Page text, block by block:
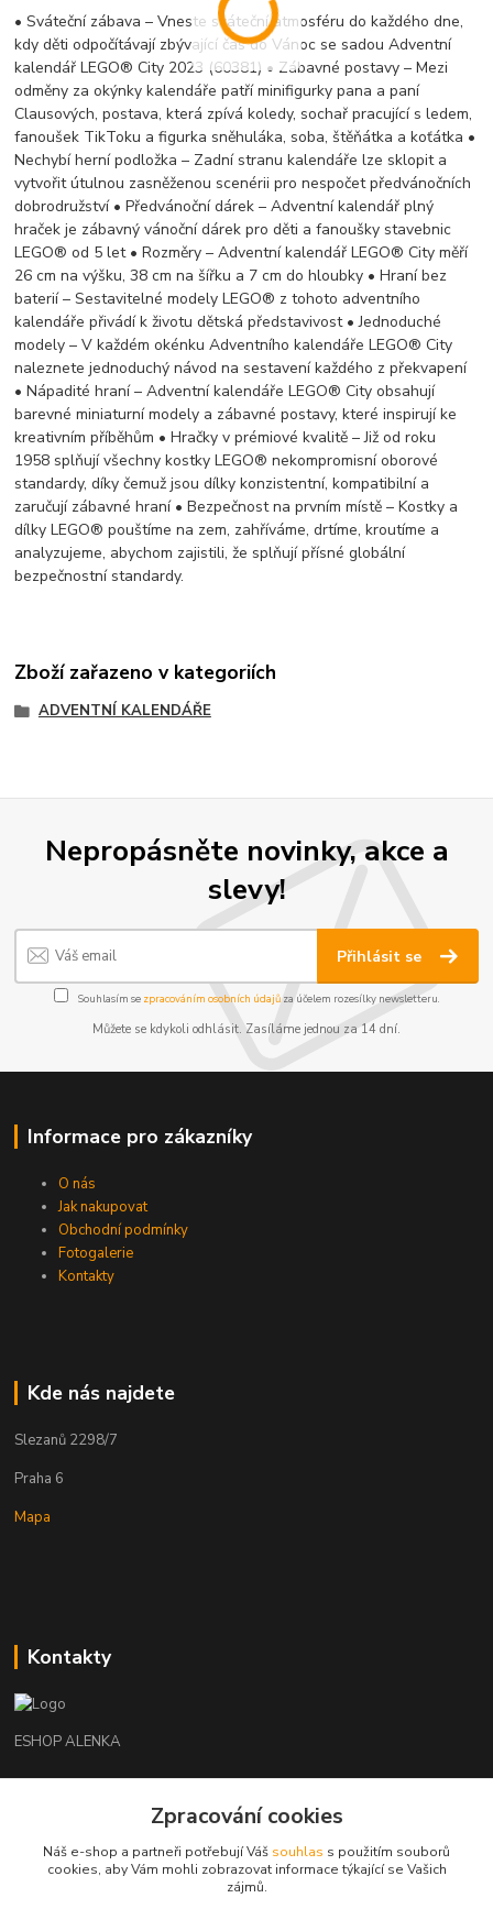
• Sváteční zábava – Vneste sváteční atmosféru do každého dne,
kdy děti odpočítávají zbývající čas do Vánoc se sadou Adventní
kalendář LEGO® City 2023 (60381) • Zábavné postavy – Mezi
odměny za okýnky kalendáře patří minifigurky pana a paní
Clausových, postava, která zpívá koledy, sochař pracující s ledem,
fanoušek TikToku a figurka sněhuláka, soba, štěňátka a koťátka •
Nechybí herní podložka – Zadní stranu kalendáře lze sklopit a
vytvořit útulnou zasněženou scenérii pro nespočet předvánočních
dobrodružství • Předvánoční dárek – Adventní kalendář plný
hraček je zábavný vánoční dárek pro děti a fanoušky stavebnic
LEGO® od 5 let • Rozměry – Adventní kalendář LEGO® City měří
26 cm na výšku, 38 cm na šířku a 7 cm do hloubky • Hraní bez
baterií – Sestavitelné modely LEGO® z tohoto adventního
kalendáře přivádí k životu dětská představivost • Jednoduché
modely – V každém okénku Adventního kalendáře LEGO® City
naleznete jednoduchý návod na sestavení každého z překvapení
• Nápadité hraní – Adventní kalendáře LEGO® City obsahují
barevné miniaturní modely a zábavné postavy, které inspirují ke
kreativním příběhům • Hračky v prémiové kvalitě – Již od roku
1958 splňují všechny kostky LEGO® nekompromisní oborové
standardy, díky čemuž jsou dílky konzistentní, kompatibilní a
zaručují zábavné hraní • Bezpečnost na prvním místě – Kostky a
dílky LEGO® pouštíme na zem, zahříváme, drtíme, kroutíme a
analyzujeme, abychom zajistili, že splňují přísné globální
bezpečnostní standardy.
Zboží zařazeno v kategoriích
ADVENTNÍ KALENDÁŘE
Nepropásněte novinky, akce a
slevy!
Přihlásit se
Souhlasím se zpracováním osobních údajůza účelem rozesílky newsletteru.
Můžete se kdykoli odhlásit. Zasíláme jednou za 14 dní.
Informace pro zákazníky
O nás
Jak nakupovat
Obchodní podmínky
Fotogalerie
Kontakty
Kde nás najdete
Slezanů 2298/7
Praha 6
Mapa
Kontakty
ESHOP ALENKA
+420602541312
orechovka@inmes.cz
Zpracování cookies
Náš e-shop a partneři potřebují Váš souhlas s použitím souborů
cookies, aby Vám mohli zobrazovat informace týkající se Vašich
zájmů.